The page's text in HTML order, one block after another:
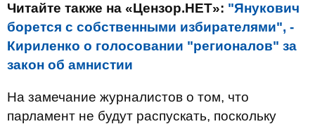
Читайте также на «Цензор.НЕТ»: "Янукович
борется с собственными избирателями", -
Кириленко о голосовании "регионалов" за
закон об амнистии
На замечание журналистов о том, что
парламент не будут распускать, поскольку